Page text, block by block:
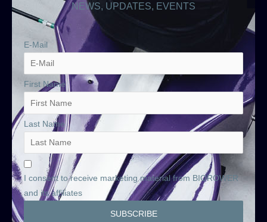
NEWS, UPDATES, EVENTS
E-Mail
First Name
Last Name
I consent to receive marketing material from BIOROWER
and its affiliates